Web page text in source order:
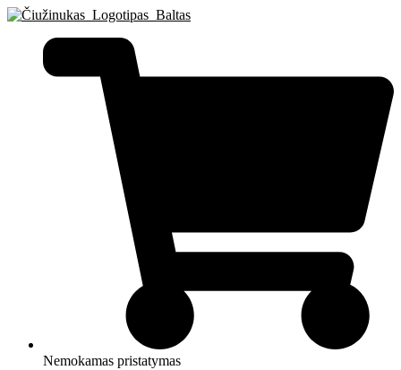
Eiti
Nemokamas pristatymas